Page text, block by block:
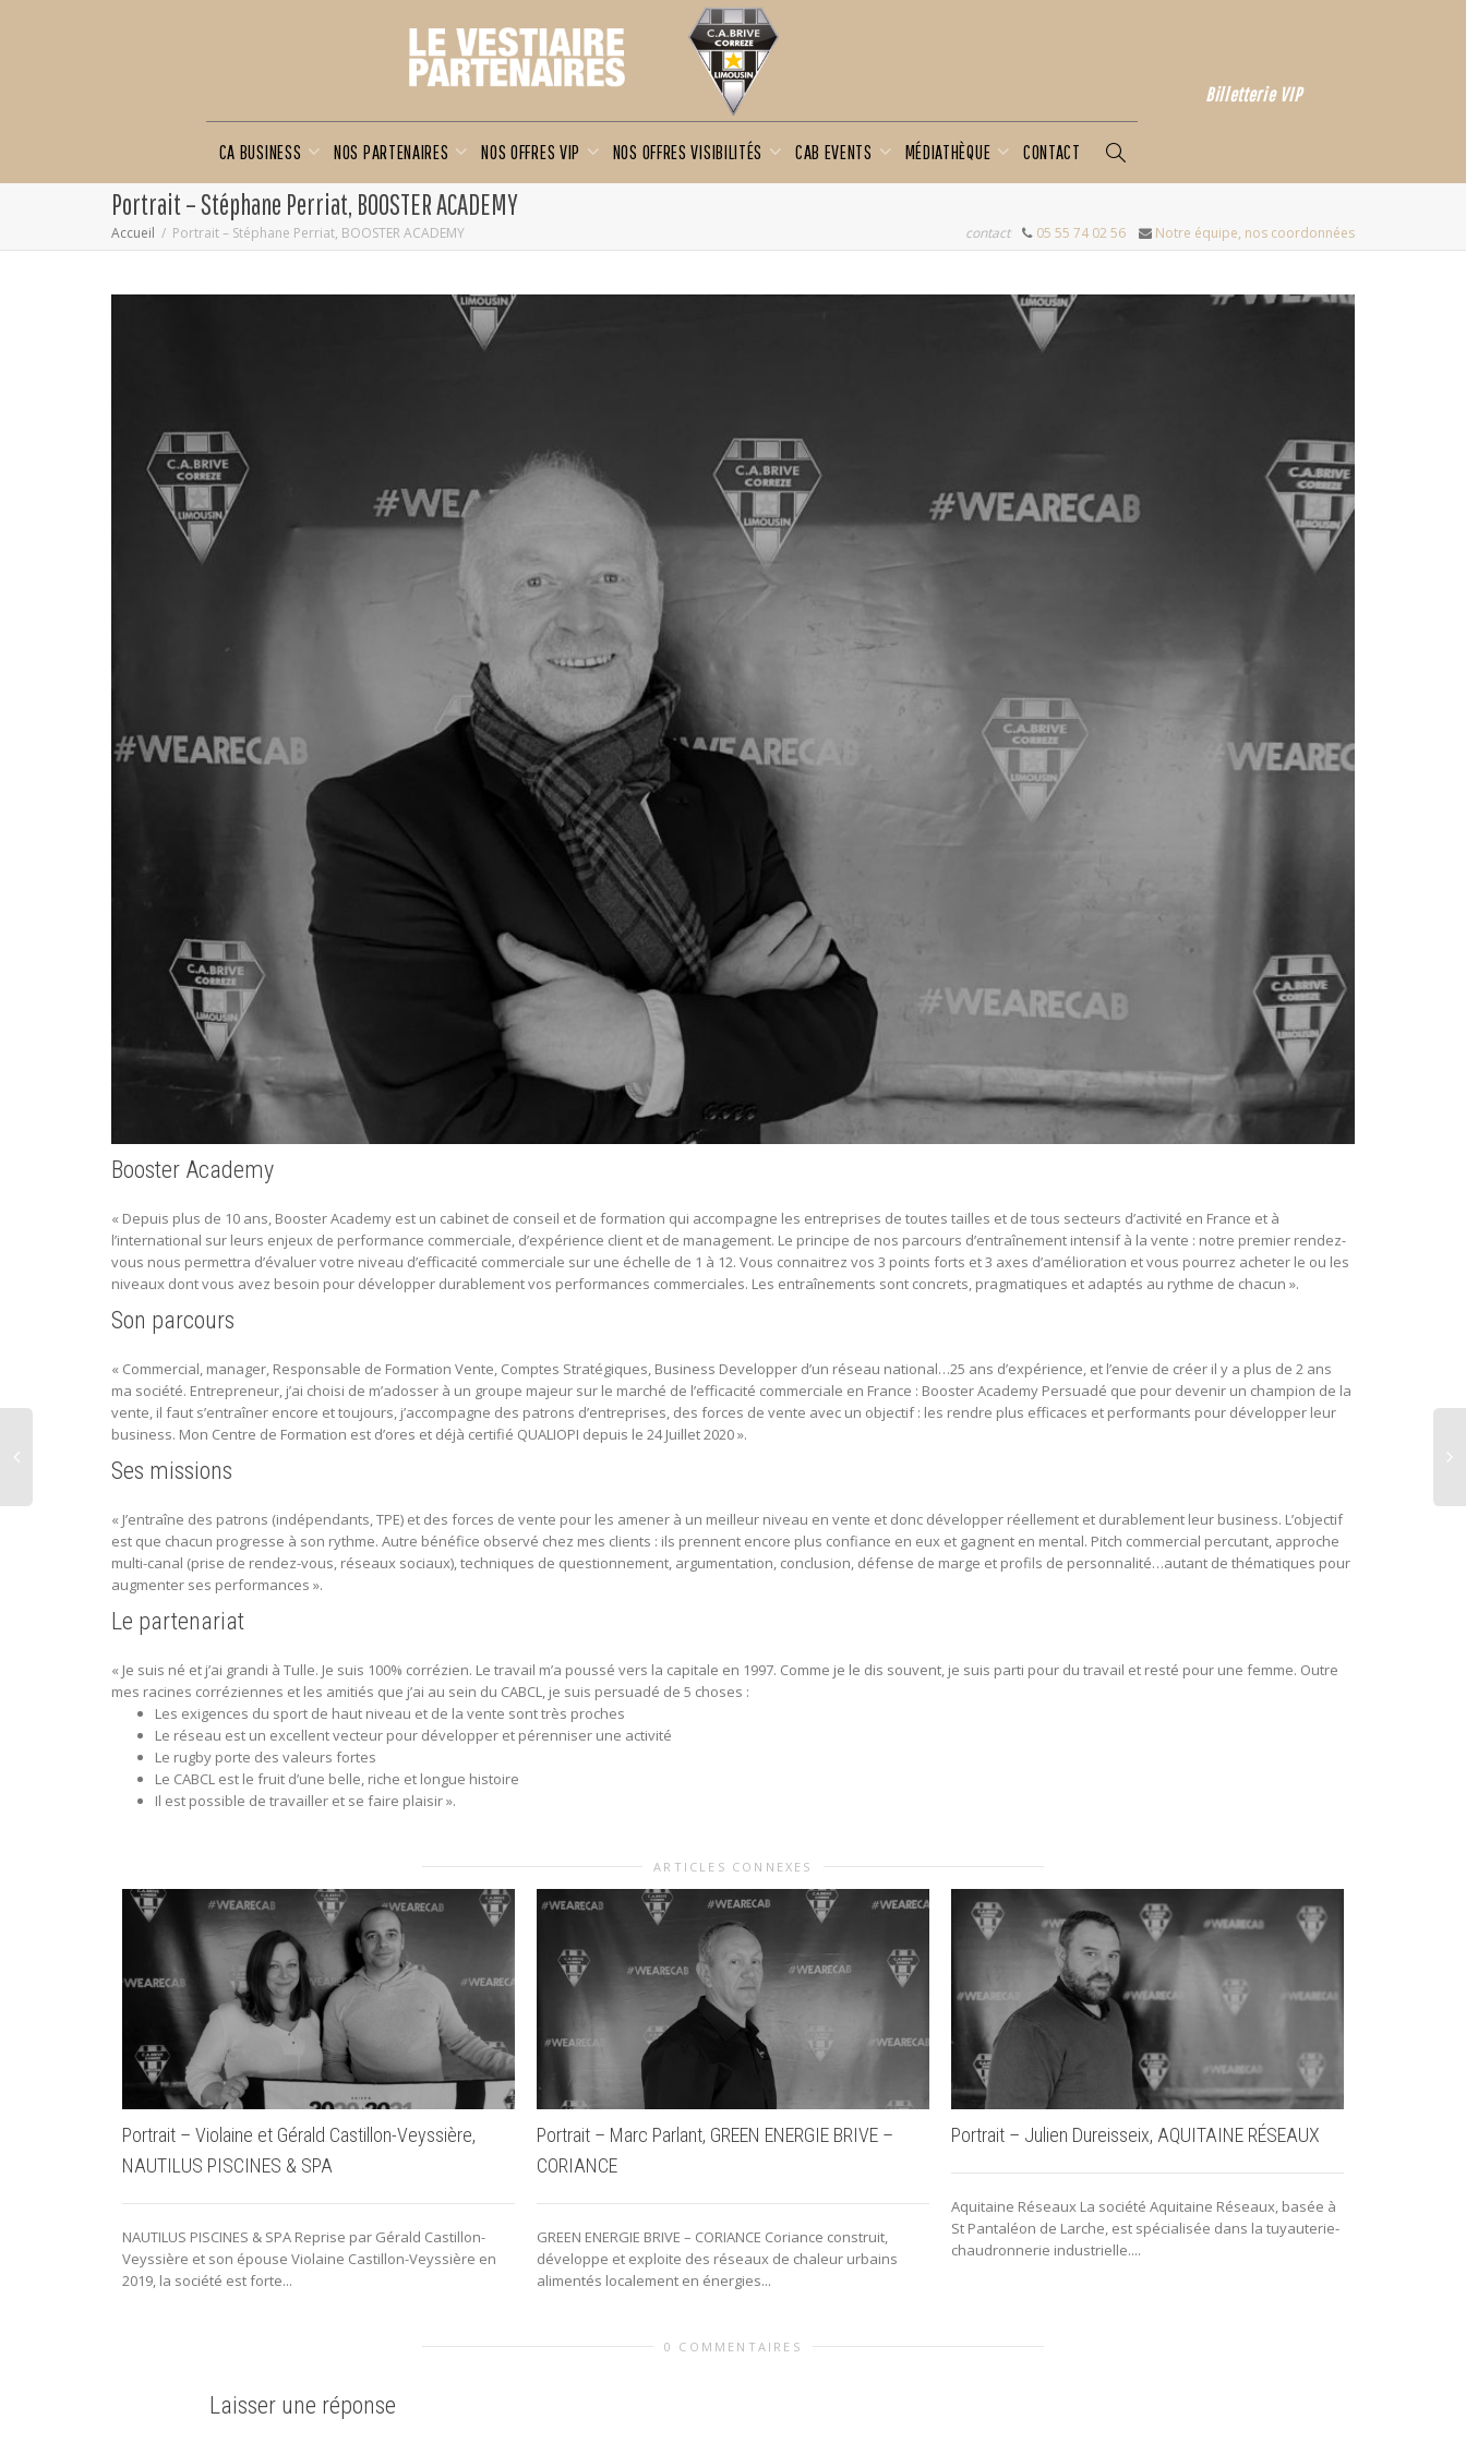
CA BUSINESS NOS PARTENAIRES NOS OFFRES VIP NOS OFFRES VISIBILITÉS CAB EVENTS MÉDIATHÈQUE CONTACT
Billetterie VIP
Portrait – Stéphane Perriat, BOOSTER ACADEMY
Accueil Portrait – Stéphane Perriat, BOOSTER ACADEMY contact 05 55 74 02 56 Notre équipe, nos coordonnées
Booster Academy
« Depuis plus de 10 ans, Booster Academy est un cabinet de conseil et de formation qui accompagne les entreprises de toutes tailles et de tous secteurs d’activité en France et à
l’international sur leurs enjeux de performance commerciale, d’expérience client et de management. Le principe de nos parcours d’entraînement intensif à la vente : notre premier rendez-
vous nous permettra d’évaluer votre niveau d’efficacité commerciale sur une échelle de 1 à 12. Vous connaitrez vos 3 points forts et 3 axes d’amélioration et vous pourrez acheter le ou les
niveaux dont vous avez besoin pour développer durablement vos performances commerciales. Les entraînements sont concrets, pragmatiques et adaptés au rythme de chacun ».
Son parcours
« Commercial, manager, Responsable de Formation Vente, Comptes Stratégiques, Business Developper d’un réseau national…25 ans d’expérience, et l’envie de créer il y a plus de 2 ans
ma société. Entrepreneur, j’ai choisi de m’adosser à un groupe majeur sur le marché de l’efficacité commerciale en France : Booster Academy Persuadé que pour devenir un champion de la
vente, il faut s’entraîner encore et toujours, j’accompagne des patrons d’entreprises, des forces de vente avec un objectif : les rendre plus efficaces et performants pour développer leur
business. Mon Centre de Formation est d’ores et déjà certifié QUALIOPI depuis le 24 Juillet 2020 ».
Ses missions
« J’entraîne des patrons (indépendants, TPE) et des forces de vente pour les amener à un meilleur niveau en vente et donc développer réellement et durablement leur business. L’objectif
est que chacun progresse à son rythme. Autre bénéfice observé chez mes clients : ils prennent encore plus confiance en eux et gagnent en mental. Pitch commercial percutant, approche
multi-canal (prise de rendez-vous, réseaux sociaux), techniques de questionnement, argumentation, conclusion, défense de marge et profils de personnalité…autant de thématiques pour
augmenter ses performances ».
Le partenariat
« Je suis né et j’ai grandi à Tulle. Je suis 100% corrézien. Le travail m’a poussé vers la capitale en 1997. Comme je le dis souvent, je suis parti pour du travail et resté pour une femme. Outre
mes racines corréziennes et les amitiés que j’ai au sein du CABCL, je suis persuadé de 5 choses :
Les exigences du sport de haut niveau et de la vente sont très proches
Le réseau est un excellent vecteur pour développer et pérenniser une activité
Le rugby porte des valeurs fortes
Le CABCL est le fruit d’une belle, riche et longue histoire
Il est possible de travailler et se faire plaisir ».
ARTICLES CONNEXES
Portrait – Violaine et Gérald Castillon-Veyssière,
NAUTILUS PISCINES & SPA
NAUTILUS PISCINES & SPA Reprise par Gérald Castillon-
Veyssière et son épouse Violaine Castillon-Veyssière en
2019, la société est forte...
Portrait – Marc Parlant, GREEN ENERGIE BRIVE –
CORIANCE
GREEN ENERGIE BRIVE – CORIANCE Coriance construit,
développe et exploite des réseaux de chaleur urbains
alimentés localement en énergies...
Portrait – Julien Dureisseix, AQUITAINE RÉSEAUX
Aquitaine Réseaux La société Aquitaine Réseaux, basée à
St Pantaléon de Larche, est spécialisée dans la tuyauterie-
chaudronnerie industrielle....
0 COMMENTAIRES
Laisser une réponse